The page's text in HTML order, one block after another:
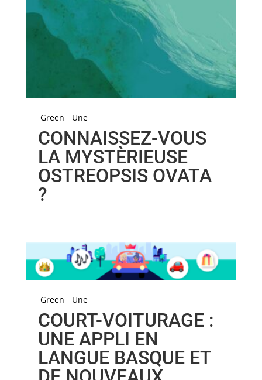
Green Une
CONNAISSEZ-VOUS
LA MYSTÈRIEUSE
OSTREOPSIS OVATA
?
Green Une
COURT-VOITURAGE :
UNE APPLI EN
LANGUE BASQUE ET